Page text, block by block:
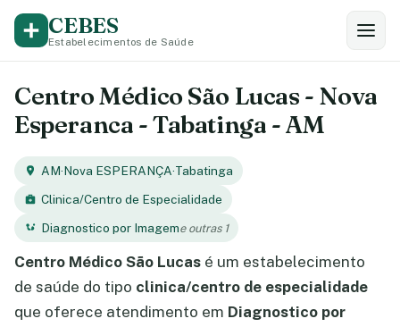
CEBES
Estabelecimentos de Saúde
Centro Médico São Lucas - Nova
Esperanca - Tabatinga - AM
AM·Nova ESPERANÇA·Tabatinga
Clinica/Centro de Especialidade
Diagnostico por Imageme outras 1
Centro Médico São Lucas é um estabelecimento
de saúde do tipo clinica/centro de especialidade
que oferece atendimento em Diagnostico por